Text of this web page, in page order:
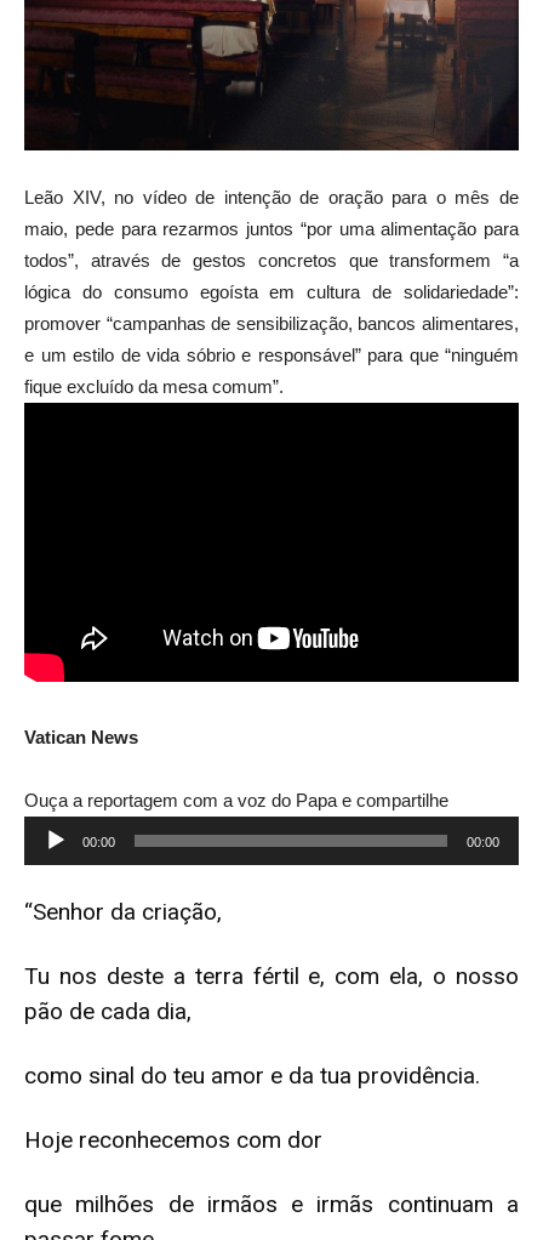
Leão XIV, no vídeo de intenção de oração para o mês de
maio, pede para rezarmos juntos “por uma alimentação para
todos”, através de gestos concretos que transformem “a
lógica do consumo egoísta em cultura de solidariedade”:
promover “campanhas de sensibilização, bancos alimentares,
e um estilo de vida sóbrio e responsável” para que “ninguém
fique excluído da mesa comum”.
Vatican News
Ouça a reportagem com a voz do Papa e compartilhe
Tocador
de
00:00 00:00
“Senhor da criação,
Tu nos deste a terra fértil e, com ela, o nosso
pão de cada dia,
como sinal do teu amor e da tua providência.
Hoje reconhecemos com dor
que milhões de irmãos e irmãs continuam a